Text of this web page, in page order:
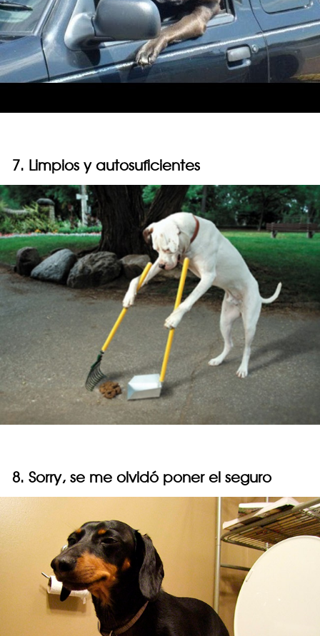
7. Limpios y autosuficientes
8. Sorry, se me olvidó poner el seguro